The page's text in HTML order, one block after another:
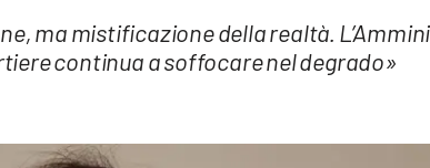
ma mistificazione della realtà.
continua a soffocare nel degrado»